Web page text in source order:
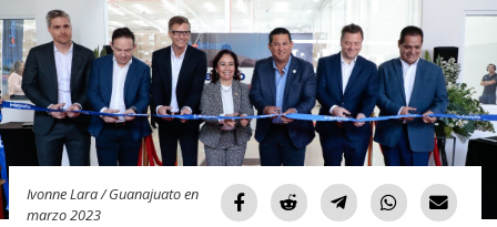
Ivonne Lara / Guanajuato en
marzo 2023